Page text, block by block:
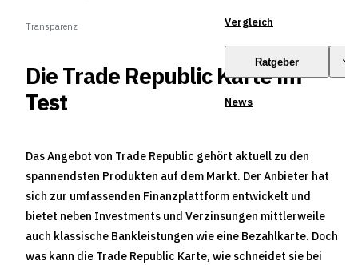
Vergleich
Ratgeber
News
Transparenz
Die Trade Republic Karte im
Test
Das Angebot von Trade Republic gehört aktuell zu den
spannendsten Produkten auf dem Markt. Der Anbieter hat
sich zur umfassenden Finanzplattform entwickelt und
bietet neben Investments und Verzinsungen mittlerweile
auch klassische Bankleistungen wie eine Bezahlkarte. Doch
was kann die Trade Republic Karte, wie schneidet sie bei